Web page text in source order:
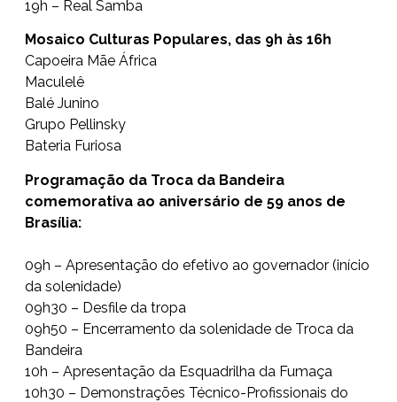
19h – Real Samba
Mosaico Culturas Populares, das 9h às 16h
Capoeira Mãe África
Maculelê
Balé Junino
Grupo Pellinsky
Bateria Furiosa
Programação da Troca da Bandeira
comemorativa ao aniversário de 59 anos de
Brasília:
09h – Apresentação do efetivo ao governador (início
da solenidade)
09h30 – Desfile da tropa
09h50 – Encerramento da solenidade de Troca da
Bandeira
10h – Apresentação da Esquadrilha da Fumaça
10h30 – Demonstrações Técnico-Profissionais do